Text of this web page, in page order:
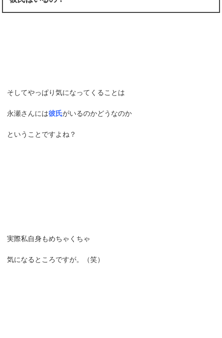
そしてやっぱり気になってくることは
永瀬さんには彼氏がいるのかどうなのか
ということですよね？
実際私自身もめちゃくちゃ
気になるところですが。（笑）